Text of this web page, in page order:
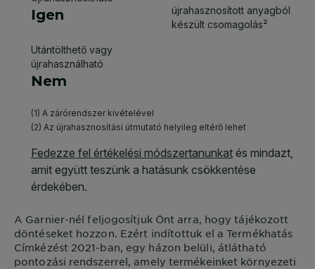
A Garnier-nél feljogosítjuk Önt arra, hogy tájékozott
döntéseket hozzon. Ezért indítottuk el a Termékhatás
Címkézést 2021-ban, egy házon belüli, átlátható
pontozási rendszerrel, amely termékeinket környezeti